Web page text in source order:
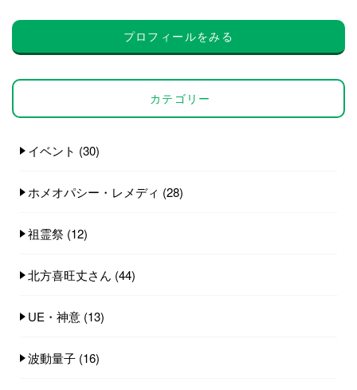
プロフィールをみる
カテゴリー
イベント (30)
ホメオパシー・レメディ (28)
祖霊祭 (12)
北方喜旺丈さん (44)
UE・神意 (13)
波動量子 (16)